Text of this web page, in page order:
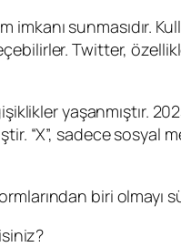
sunmasıdır.
Twitter,
yaşanmıştır.
“X”, sadece sosyal
biri olmayı